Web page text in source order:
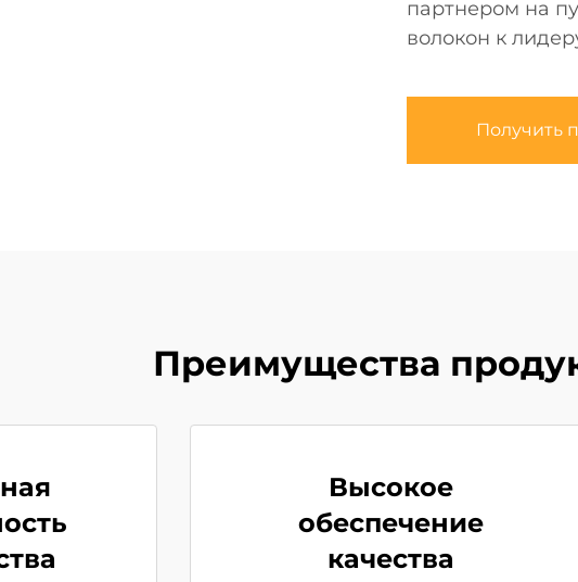
партнером на
волокон к
Получить
Преимущества
Высокое
обеспечение
качества